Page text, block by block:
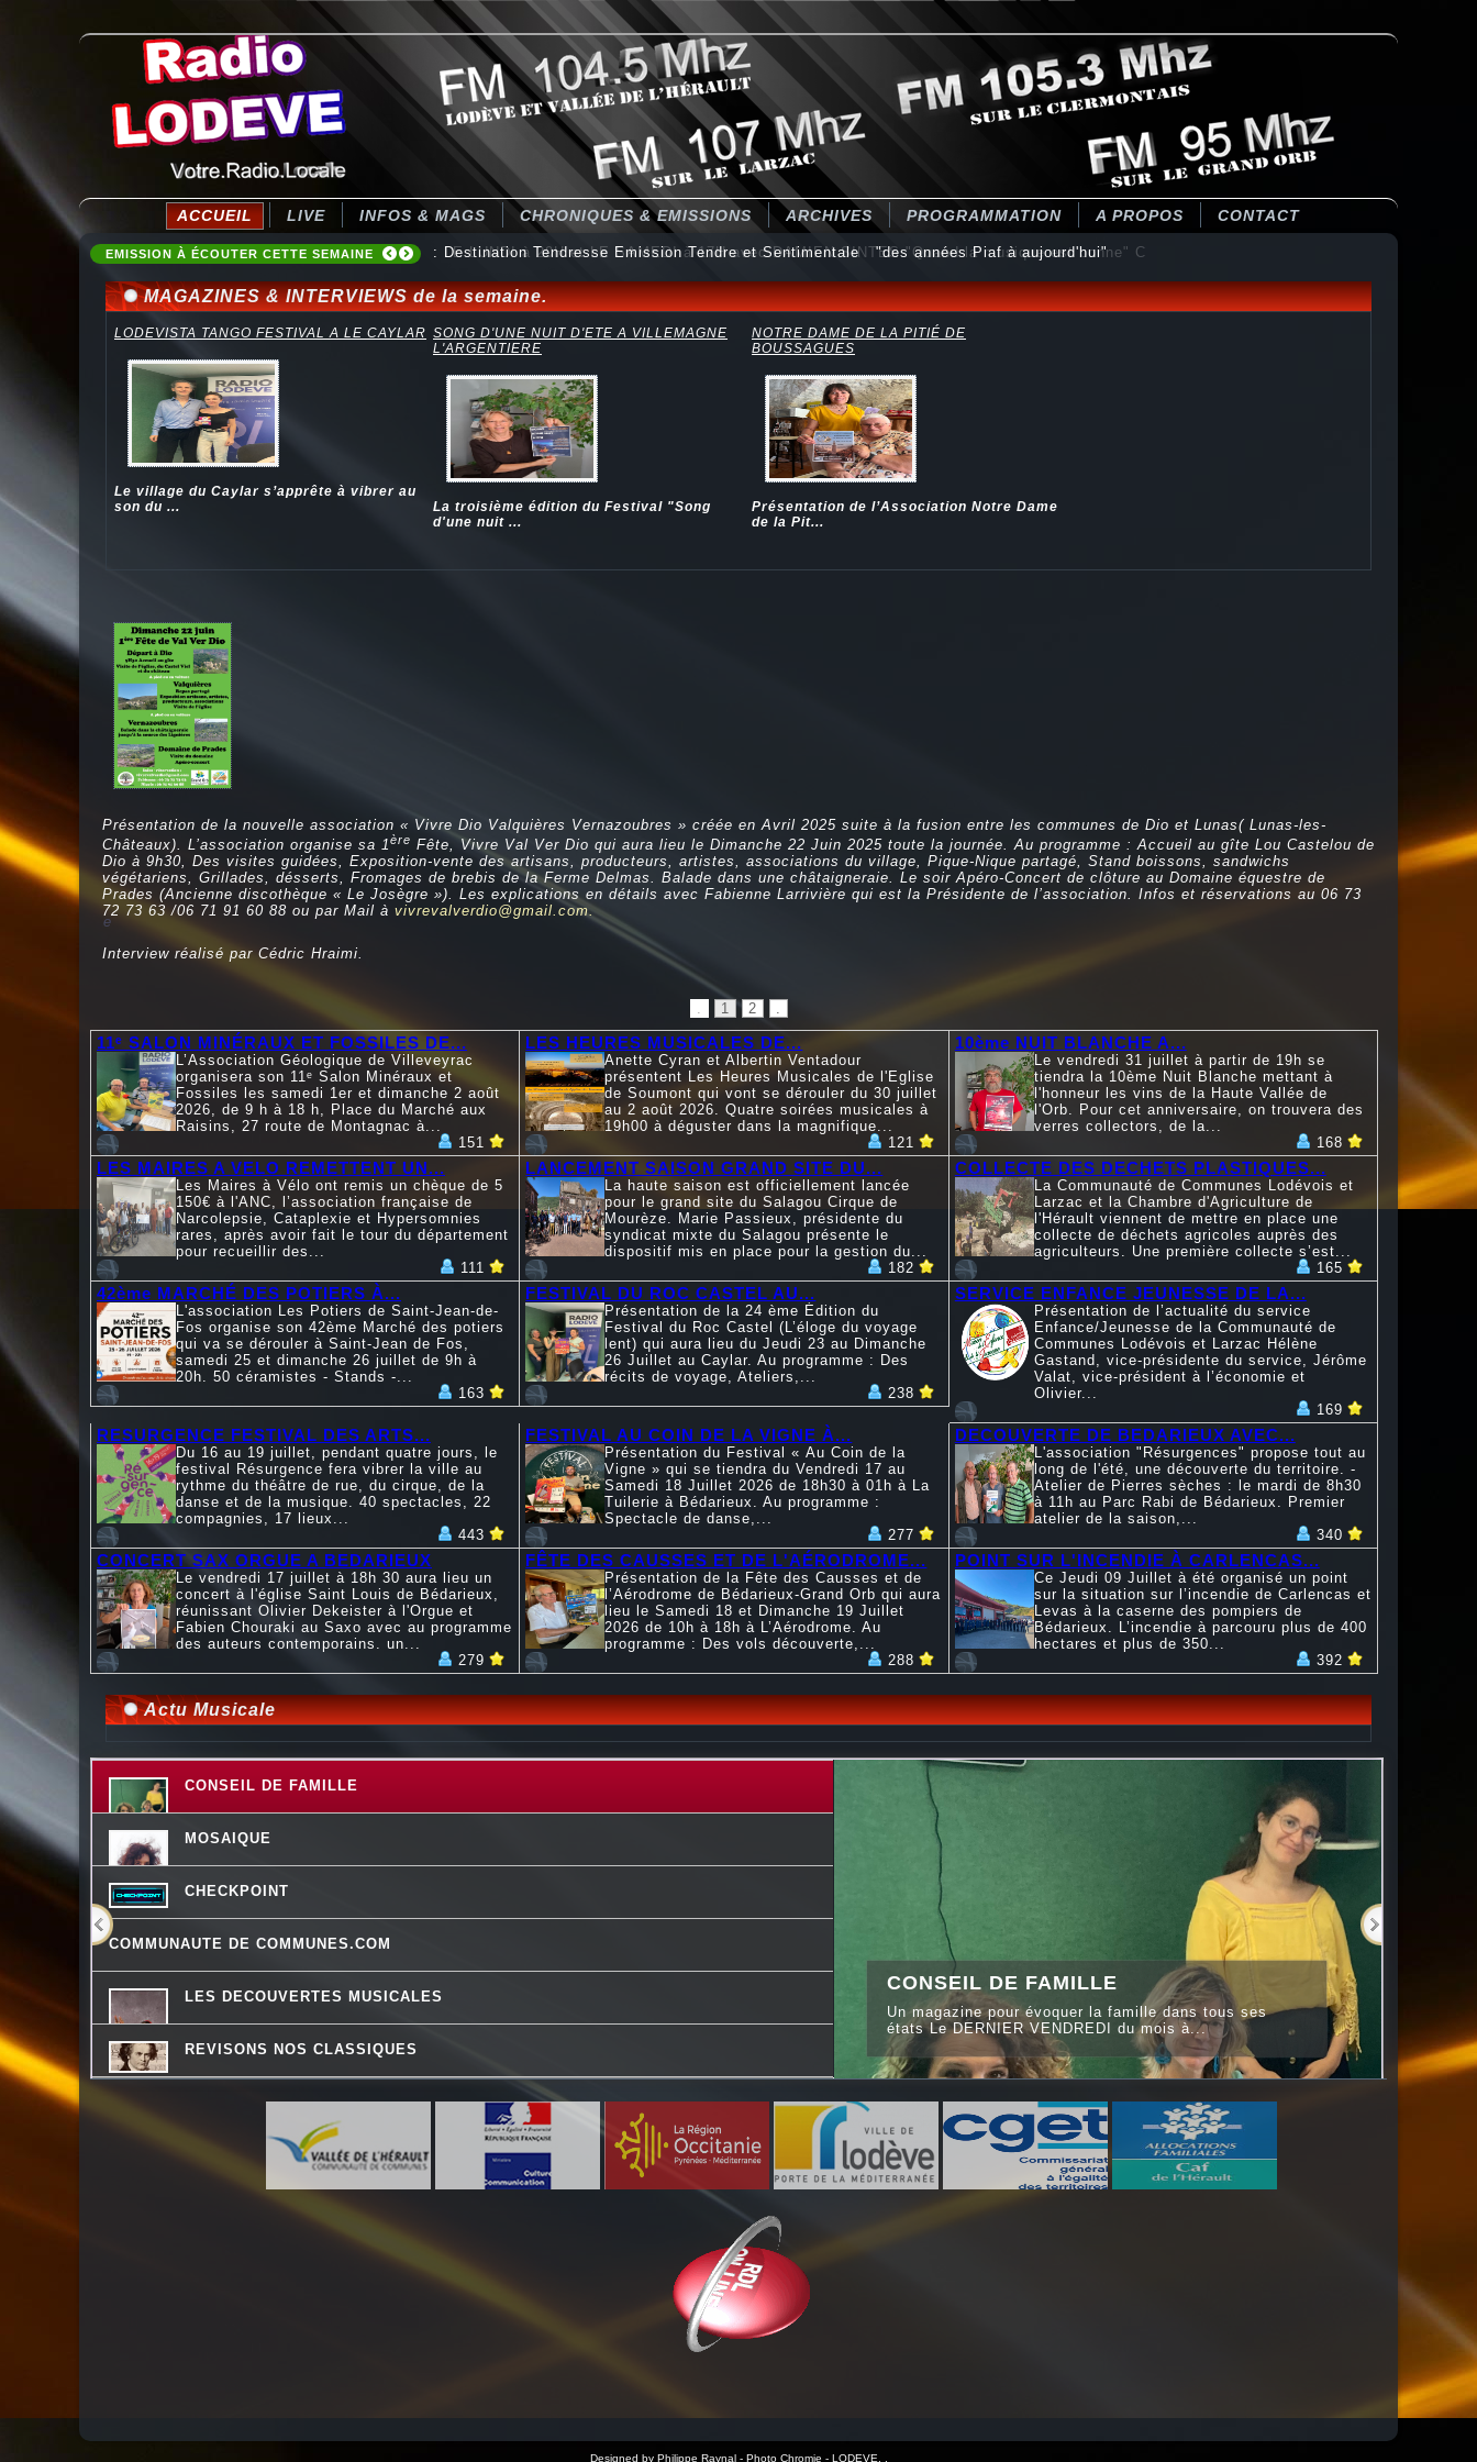
ACCUEIL LIVE INFOS & MAGS CHRONIQUES & EMISSIONS ARCHIVES PROGRAMMATION A PROPOS CONTACT
EMISSION À ÉCOUTER CETTE SEMAINE : Destination Tendresse Emission Tendre et Sentimentale "des années Piaf à aujourd'hui"
MAGAZINES & INTERVIEWS de la semaine.
LODEVISTA TANGO FESTIVAL A LE CAYLAR
Le village du Caylar s’apprête à vibrer au
son du ...
SONG D'UNE NUIT D'ETE A VILLEMAGNE
L'ARGENTIERE
La troisième édition du Festival "Song
d'une nuit ...
NOTRE DAME DE LA PITIÉ DE
BOUSSAGUES
Présentation de l’Association Notre Dame
de la Pit...
Présentation de la nouvelle association « Vivre Dio Valquières Vernazoubres » créée en Avril 2025 suite à la fusion entre les communes de Dio et Lunas( Lunas-les-
Châteaux). L’association organise sa 1ère Fête, Vivre Val Ver Dio qui aura lieu le Dimanche 22 Juin 2025 toute la journée. Au programme : Accueil au gîte Lou Castelou de
Dio à 9h30, Des visites guidées, Exposition-vente des artisans, producteurs, artistes, associations du village, Pique-Nique partagé, Stand boissons, sandwichs
végétariens, Grillades, désserts, Fromages de brebis de la Ferme Delmas. Balade dans une châtaigneraie. Le soir Apéro-Concert de clôture au Domaine équestre de
Prades (Ancienne discothèque « Le Josègre »). Les explications en détails avec Fabienne Larrivière qui est la Présidente de l’association. Infos et réservations au 06 73
72 73 63 /06 71 91 60 88 ou par Mail à vivrevalverdio@gmail.com.
e
Interview réalisé par Cédric Hraimi.
. 1 2 .
11ᵉ SALON MINÉRAUX ET FOSSILES DE...
L’Association Géologique de Villeveyrac
organisera son 11ᵉ Salon Minéraux et
Fossiles les samedi 1er et dimanche 2 août
2026, de 9 h à 18 h, Place du Marché aux
Raisins, 27 route de Montagnac à...
151
LES HEURES MUSICALES DE...
Anette Cyran et Albertin Ventadour
présentent Les Heures Musicales de l'Eglise
de Soumont qui vont se dérouler du 30 juillet
au 2 août 2026. Quatre soirées musicales à
19h00 à déguster dans la magnifique...
121
10ème NUIT BLANCHE A...
Le vendredi 31 juillet à partir de 19h se
tiendra la 10ème Nuit Blanche mettant à
l'honneur les vins de la Haute Vallée de
l'Orb. Pour cet anniversaire, on trouvera des
verres collectors, de la...
168
LES MAIRES A VELO REMETTENT UN...
Les Maires à Vélo ont remis un chèque de 5
150€ à l'ANC, l’association française de
Narcolepsie, Cataplexie et Hypersomnies
rares, après avoir fait le tour du département
pour recueillir des...
111
LANCEMENT SAISON GRAND SITE DU...
La haute saison est officiellement lancée
pour le grand site du Salagou Cirque de
Mourèze. Marie Passieux, présidente du
syndicat mixte du Salagou présente le
dispositif mis en place pour la gestion du...
182
COLLECTE DES DECHETS PLASTIQUES...
La Communauté de Communes Lodévois et
Larzac et la Chambre d'Agriculture de
l'Hérault viennent de mettre en place une
collecte de déchets agricoles auprès des
agriculteurs. Une première collecte s’est...
165
42ème MARCHÉ DES POTIERS À...
L'association Les Potiers de Saint-Jean-de-
Fos organise son 42ème Marché des potiers
qui va se dérouler à Saint-Jean de Fos,
samedi 25 et dimanche 26 juillet de 9h à
20h. 50 céramistes - Stands -...
163
FESTIVAL DU ROC CASTEL AU...
Présentation de la 24 ème Édition du
Festival du Roc Castel (L’éloge du voyage
lent) qui aura lieu du Jeudi 23 au Dimanche
26 Juillet au Caylar. Au programme : Des
récits de voyage, Ateliers,...
238
SERVICE ENFANCE JEUNESSE DE LA...
Présentation de l’actualité du service
Enfance/Jeunesse de la Communauté de
Communes Lodévois et Larzac Hélène
Gastand, vice-présidente du service, Jérôme
Valat, vice-président à l’économie et
Olivier...
169
RESURGENCE FESTIVAL DES ARTS...
Du 16 au 19 juillet, pendant quatre jours, le
festival Résurgence fera vibrer la ville au
rythme du théâtre de rue, du cirque, de la
danse et de la musique. 40 spectacles, 22
compagnies, 17 lieux...
443
FESTIVAL AU COIN DE LA VIGNE À...
Présentation du Festival « Au Coin de la
Vigne » qui se tiendra du Vendredi 17 au
Samedi 18 Juillet 2026 de 18h30 à 01h à La
Tuilerie à Bédarieux. Au programme :
Spectacle de danse,...
277
DECOUVERTE DE BEDARIEUX AVEC...
L'association "Résurgences" propose tout au
long de l'été, une découverte du territoire. -
Atelier de Pierres sèches : le mardi de 8h30
à 11h au Parc Rabi de Bédarieux. Premier
atelier de la saison,...
340
CONCERT SAX ORGUE A BEDARIEUX
Le vendredi 17 juillet à 18h 30 aura lieu un
concert à l'église Saint Louis de Bédarieux,
réunissant Olivier Dekeister à l'Orgue et
Fabien Chouraki au Saxo avec au programme
des auteurs contemporains. un...
279
FÊTE DES CAUSSES ET DE L'AÉRODROME...
Présentation de la Fête des Causses et de
l’Aérodrome de Bédarieux-Grand Orb qui aura
lieu le Samedi 18 et Dimanche 19 Juillet
2026 de 10h à 18h à L’Aérodrome. Au
programme : Des vols découverte,...
288
POINT SUR L'INCENDIE À CARLENCAS...
Ce Jeudi 09 Juillet à été organisé un point
sur la situation sur l’incendie de Carlencas et
Levas à la caserne des pompiers de
Bédarieux. L’incendie à parcouru plus de 400
hectares et plus de 350...
392
Actu Musicale
CONSEIL DE FAMILLE
Un magazine pour évoquer la famille dans tous ses
états Le DERNIER VENDREDI du mois à...
CONSEIL DE FAMILLE
MOSAIQUE
CHECKPOINT
COMMUNAUTE DE COMMUNES.COM
LES DECOUVERTES MUSICALES
REVISONS NOS CLASSIQUES
QUAND LA MUSIQUE EST BONNE
LA RADIO DES LOULOUS
LES VAILLANTES
PASSE TEMPS - LE FIL DU TEMPS QUI PASSE
Designed by Philippe Raynal - Photo Chromie - LODEVE